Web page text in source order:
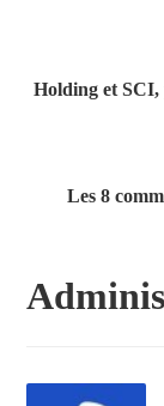
Holding et
Les 8